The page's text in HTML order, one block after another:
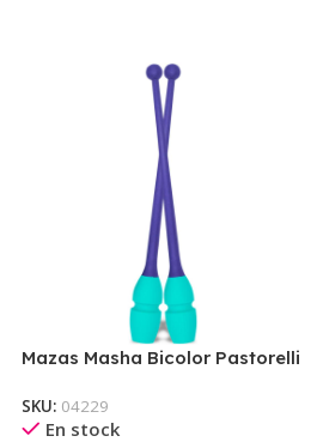
Mazas Masha Bicolor Pastorelli
SKU: 04229
En stock